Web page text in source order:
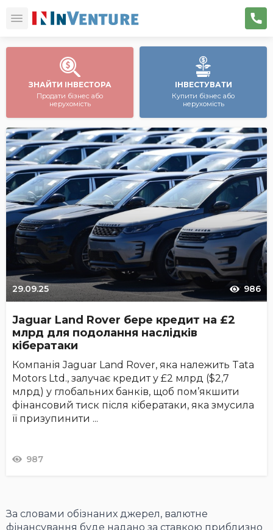
ЗНАЙТИ ІНВЕСТОРА
Продати бізнес або
нерухомість
ІНВЕСТУВАТИ
Купити бізнес або
нерухомість
29.09.25 986
Jaguar Land Rover бере кредит на £2
млрд для подолання наслідків
кібератаки
Компанія Jaguar Land Rover, яка належить Tata
Motors Ltd., залучає кредит у £2 млрд ($2,7
млрд) у глобальних банків, щоб пом’якшити
фінансовий тиск після кібератаки, яка змусила
її призупинити ...
987
За словами обізнаних джерел, валютне
фінансування буде надано за ставкою приблизно